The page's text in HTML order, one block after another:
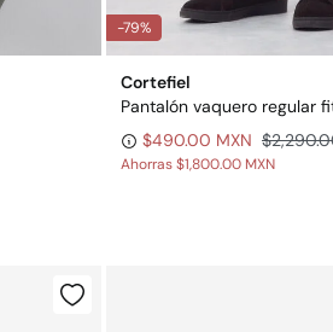
-79%
Cortefiel
Pantalón vaquero regular
$490.00 MXN
Ahorras$1,800.00 MXN